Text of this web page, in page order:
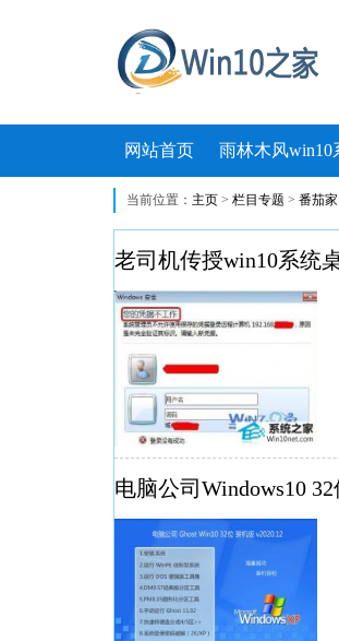
网站首页 雨林木风win10
当前位置： 主页 > 栏目专题 > 番茄
老司机传授win10系统
电脑公司Windows10